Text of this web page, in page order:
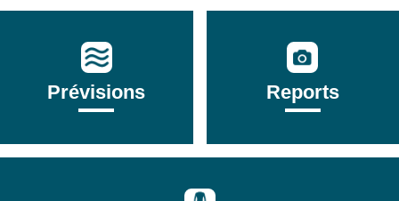
Prévisions Reports